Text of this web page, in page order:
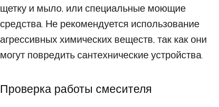
щетку и мыло, или специальные моющие
средства. Не рекомендуется использование
агрессивных химических веществ, так как они
могут повредить сантехнические устройства.
Проверка работы смесителя